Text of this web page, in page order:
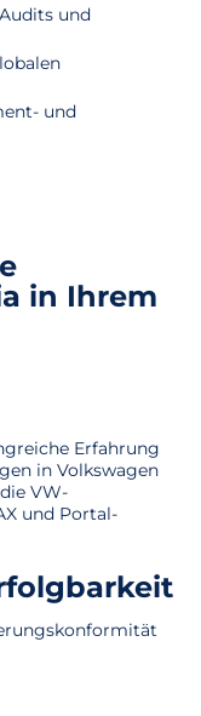
und
und
in Ihrem
Erfahrung
in Volkswagen
VW-
und Portal-